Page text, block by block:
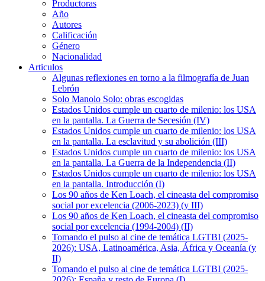
Productoras
Año
Autores
Calificación
Género
Nacionalidad
Articulos
Algunas reflexiones en torno a la filmografía de Juan
Lebrón
Solo Manolo Solo: obras escogidas
Estados Unidos cumple un cuarto de milenio: los USA
en la pantalla. La Guerra de Secesión (IV)
Estados Unidos cumple un cuarto de milenio: los USA
en la pantalla. La esclavitud y su abolición (III)
Estados Unidos cumple un cuarto de milenio: los USA
en la pantalla. La Guerra de la Independencia (II)
Estados Unidos cumple un cuarto de milenio: los USA
en la pantalla. Introducción (I)
Los 90 años de Ken Loach, el cineasta del compromiso
social por excelencia (2006-2023) (y III)
Los 90 años de Ken Loach, el cineasta del compromiso
social por excelencia (1994-2004) (II)
Tomando el pulso al cine de temática LGTBI (2025-
2026): USA, Latinoamérica, Asia, África y Oceanía (y
II)
Tomando el pulso al cine de temática LGTBI (2025-